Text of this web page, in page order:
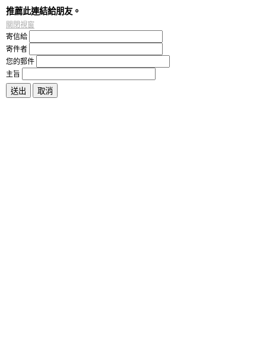
推薦此連結給朋友。
關閉視窗
寄信給
寄件者
您的郵件
主旨
送出 取消